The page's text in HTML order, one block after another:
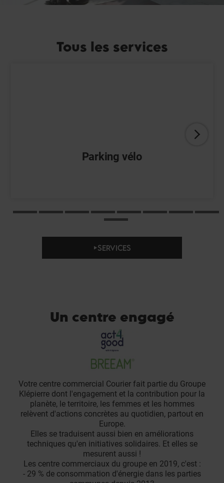
Tous les services
Parking vélo
SERVICES
Un centre engagé
Votre centre commercial Courier fait partie du Groupe
Klépierre dont l'engagement et la contribution pour la
planète, le territoire, les femmes et les hommes
relèvent d'actions concrètes au quotidien, partout en
Europe.
Elles se traduisent aussi bien en améliorations
techniques qu'en initiatives solidaires. Et elles se
mesurent aussi !
Les centre commerciaux du groupe en 2019, c'est :
- 29 % de consommation d'énergie dans les parties